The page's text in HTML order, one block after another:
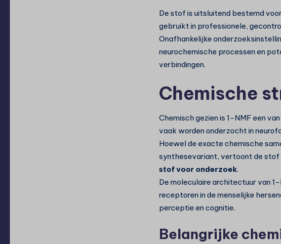
De stof is uitsluitend bestemd voor
gebruikt in professionele,
Onafhankelijke
neurochemische processen en
verbindingen.
Chemische
Chemisch gezien is 1-NMF een
vaak worden onderzocht in
Hoewel de exacte chemische
synthesevariant, vertoont de stof
stof voor onderzoek.
De moleculaire architectuur van
receptoren in de menselijke
perceptie en cognitie.
Belangrijke